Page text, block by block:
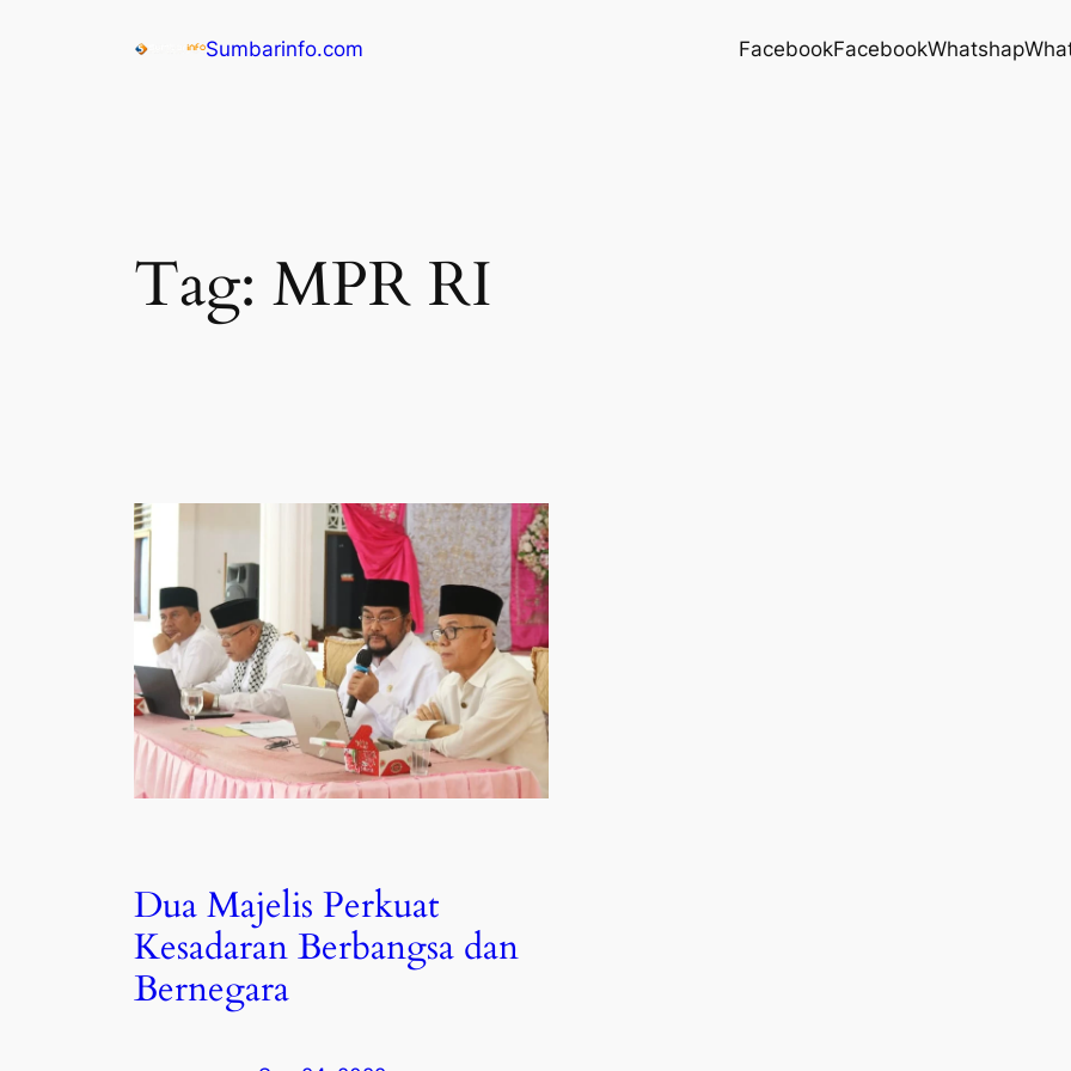
Sumbarinfo.com FacebookFacebookWhatshap
Tag: MPR RI
Dua Majelis Perkuat
Kesadaran Berbangsa dan
Bernegara